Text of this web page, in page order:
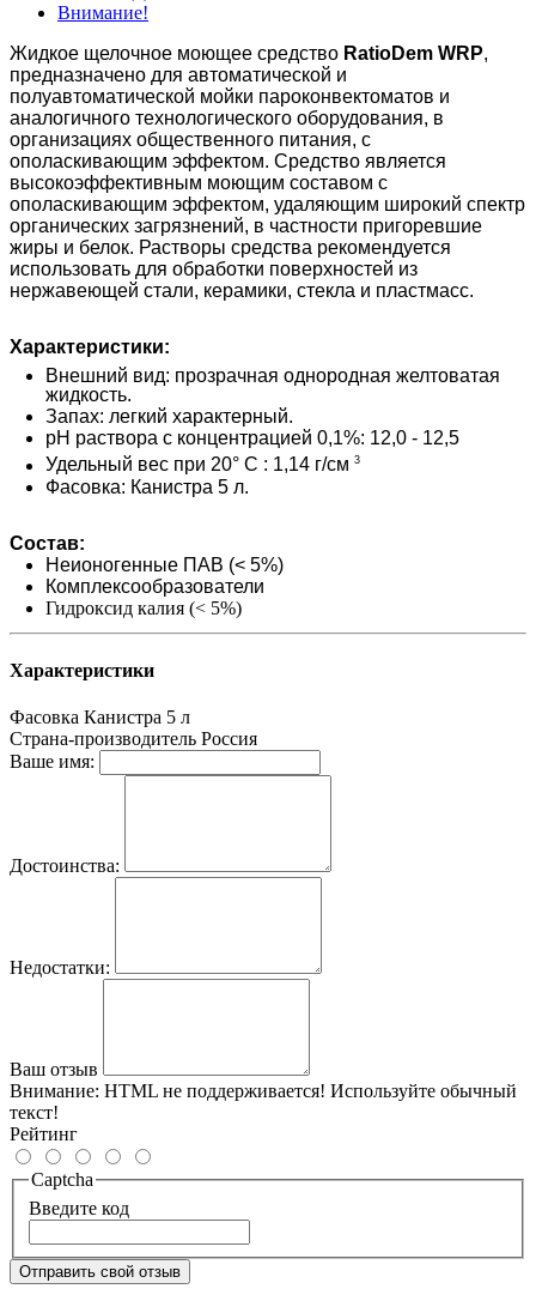
Внимание!
Жидкое щелочное моющее средство RatioDem WRP,
предназначено для автоматической и
полуавтоматической мойки пароконвектоматов и
аналогичного технологического оборудования, в
организациях общественного питания, с
ополаскивающим эффектом. Средство является
высокоэффективным моющим составом с
ополаскивающим эффектом, удаляющим широкий спектр
органических загрязнений, в частности пригоревшие
жиры и белок. Растворы средства рекомендуется
использовать для обработки поверхностей из
нержавеющей стали, керамики, стекла и пластмасс.
Характеристики:
Внешний вид: прозрачная однородная желтоватая
жидкость.
Запах: легкий характерный.
pH раствора с концентрацией 0,1%: 12,0 - 12,5
Удельный вес при 20° С : 1,14 г/см 3
Фасовка: Канистра 5 л.
Состав:
Неионогенные ПАВ (< 5%)
Комплексообразователи
Гидроксид калия (< 5%)
Характеристики
Фасовка Канистра 5 л
Страна-производитель Россия
Ваше имя:
Достоинства:
Недостатки:
Ваш отзыв
Внимание: HTML не поддерживается! Используйте обычный
текст!
Рейтинг
Captcha
Введите код
Отправить свой отзыв